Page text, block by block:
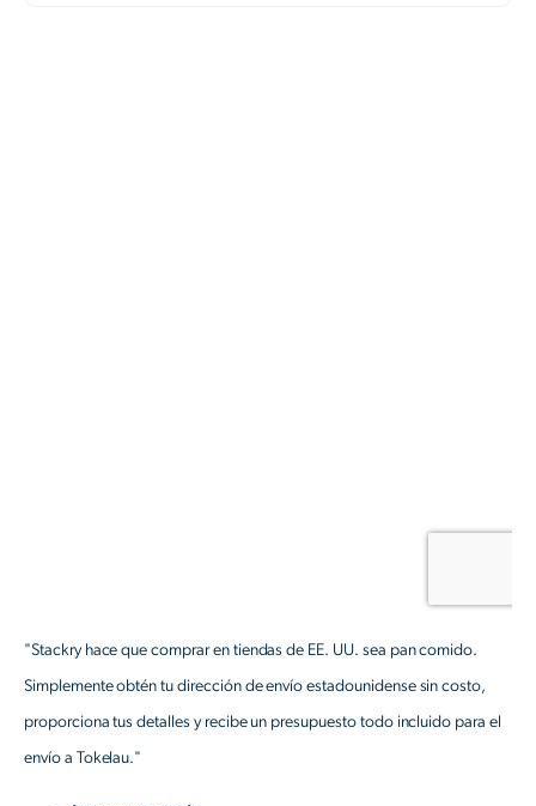
"Stackry hace que comprar en tiendas de EE. UU. sea pan comido.
Simplemente obtén tu dirección de envío estadounidense sin costo,
proporciona tus detalles y recibe un presupuesto todo incluido para el
envío a Tokelau."